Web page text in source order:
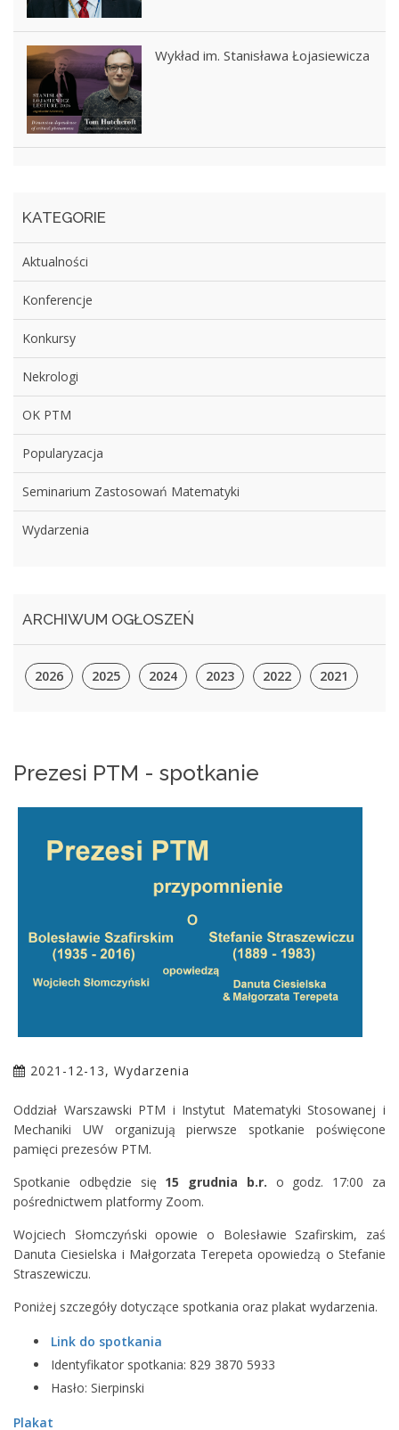
Wykład im. Stanisława Łojasiewicza
KATEGORIE
Aktualności
Konferencje
Konkursy
Nekrologi
OK PTM
Popularyzacja
Seminarium Zastosowań Matematyki
Wydarzenia
ARCHIWUM OGŁOSZEŃ
2026 2025 2024 2023 2022 2021
Prezesi PTM - spotkanie
2021-12-13, Wydarzenia
Oddział Warszawski PTM i Instytut Matematyki Stosowanej i
Mechaniki UW organizują pierwsze spotkanie poświęcone
pamięci prezesów PTM.
Spotkanie odbędzie się 15 grudnia b.r. o godz. 17:00 za
pośrednictwem platformy Zoom.
Wojciech Słomczyński opowie o Bolesławie Szafirskim, zaś
Danuta Ciesielska i Małgorzata Terepeta opowiedzą o Stefanie
Straszewiczu.
Poniżej szczegóły dotyczące spotkania oraz plakat wydarzenia.
Link do spotkania
Identyfikator spotkania: 829 3870 5933
Hasło: Sierpinski
Plakat